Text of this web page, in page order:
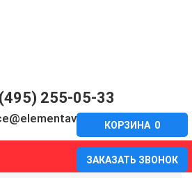
255-05-33
ЗАКАЗАТЬ ЗВОНОК
КОРЗИНА 0